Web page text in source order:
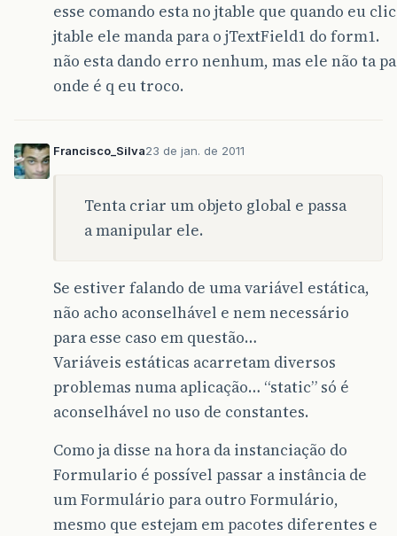
esse comando esta no jtable que quando eu
jtable ele manda para o jTextField1 do form1.
não esta dando erro nenhum, mas ele não ta
onde é q eu troco.
Francisco_Silva23 de jan. de 2011
Tenta criar um objeto global e passa
a manipular ele.
Se estiver falando de uma variável estática,
não acho aconselhável e nem necessário
para esse caso em questão…
Variáveis estáticas acarretam diversos
problemas numa aplicação… “static” só é
aconselhável no uso de constantes.
Como ja disse na hora da instanciação do
Formulario é possível passar a instância de
um Formulário para outro Formulário,
mesmo que estejam em pacotes diferentes e